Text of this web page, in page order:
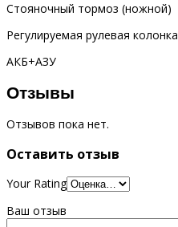
Стояночный тормоз (ножной)
Регулируемая рулевая колонка
АКБ+АЗУ
Отзывы
Отзывов пока нет.
Оставить отзыв
Your Rating
Ваш отзыв